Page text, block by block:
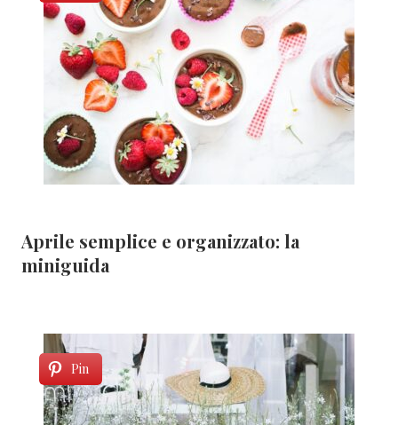
Aprile semplice e organizzato: la
miniguida
Pin